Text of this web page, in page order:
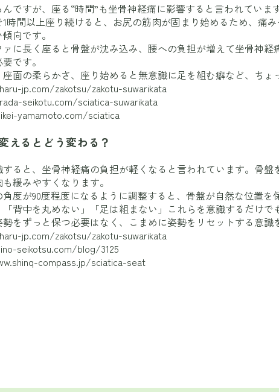
んですが、座る“時間”も坐骨神経痛に影響すると言われています
時間以上座り続けると、お尻の筋肉が固まり始めるため、痛
向です。
ァに長く座ると骨盤が沈み込み、腰への負担が増えて坐骨神
です。
面の柔らかさ、座り始めると無意識に足を組む癖など、ち
jp.com/zakotsu/zakotu-suwarikata
seikotu.com/sciatica-suwarikata
yamamoto.com/sciatica
えるとどう変わる？
ると、坐骨神経痛の負担が軽くなると言われています。骨
緩みやすくなります。
度が90度程度になるように調整すると、骨盤が自然な位置
「背中を丸めない」「足は組まない」これらを意識するだけで
をずっと保つ必要はなく、こまめに姿勢をリセットする意
jp.com/zakotsu/zakotu-suwarikata
seikotsu.com/blog/3125
compass.jp/sciatica-seat